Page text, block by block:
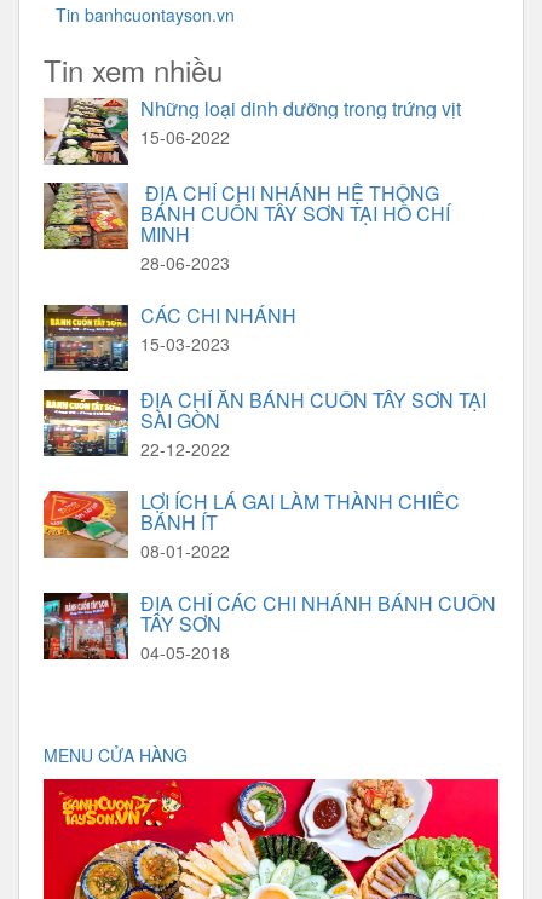
Tin banhcuontayson.vn
Tin xem nhiều
Những loại dinh dưỡng trong trứng vịt
15-06-2022
ĐỊA CHỈ CHI NHÁNH HỆ THỒNG
BÁNH CUỐN TÂY SƠN TẠI HỒ CHÍ
MINH
28-06-2023
CÁC CHI NHÁNH
15-03-2023
ĐỊA CHỈ ĂN BÁNH CUỐN TÂY SƠN TẠI
SÀI GÒN
22-12-2022
LỢI ÍCH LÁ GAI LÀM THÀNH CHIẾC
BÁNH ÍT
08-01-2022
ĐỊA CHỈ CÁC CHI NHÁNH BÁNH CUỐN
TÂY SƠN
04-05-2018
MENU CỬA HÀNG